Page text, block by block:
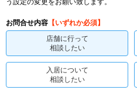
う設定の変更をお願い致します。
お問合せ内容 【いずれか必須】
店舗に行って
相談したい
入居について
相談したい